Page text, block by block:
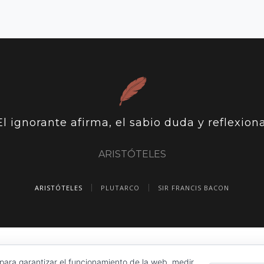
ignorante afirma, el sabio duda y
ARISTÓTELES
ARISTÓTELES PLUTARCO SIR FRANCIS BACON
garantizar el funcionamiento de la web, medir